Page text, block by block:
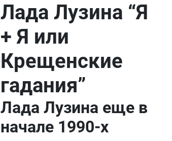
Лада Лузина “Я
+ Я или
Крещенские
гадания”
Лада Лузина еще в
начале 1990-х